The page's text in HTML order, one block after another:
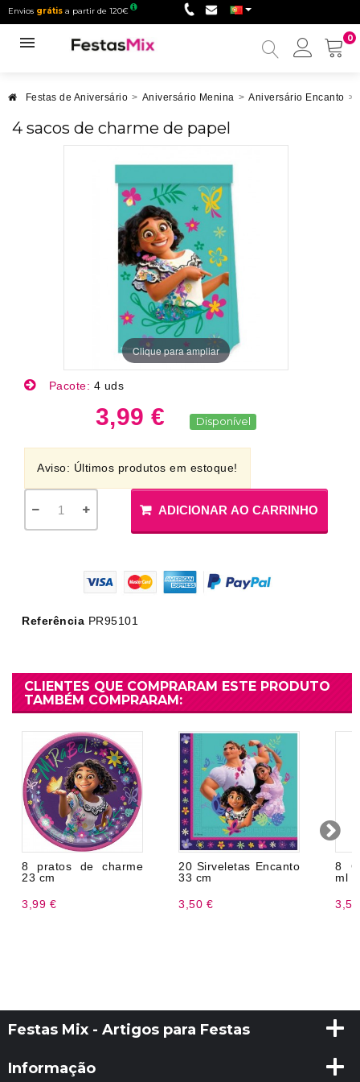
Envios grátis a partir de 120€
0
Minha
Festas de Aniversário > Aniversário Menina > Aniversário Encanto >
4 sacos de charme de papel
Clique para ampliar
Pacote: 4 uds
3,99 € Disponível
Aviso: Últimos produtos em estoque!
ADICIONAR AO CARRINHO
Referência PR95101
CLIENTES QUE COMPRARAM ESTE PRODUTO
TAMBÉM COMPRARAM:
8 pratos de charme
23 cm
3,99 €
20 Sirveletas Encanto
33 cm
3,50 €
8
ml
Festas Mix - Artigos para Festas
Informação